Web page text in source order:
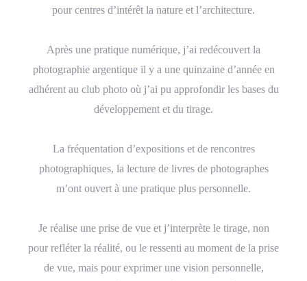
pour centres d’intérêt la nature et l’architecture.
Après une pratique numérique, j’ai redécouvert la
photographie argentique il y a une quinzaine d’année en
adhérent au club photo où j’ai pu approfondir les bases du
développement et du tirage.
La fréquentation d’expositions et de rencontres
photographiques, la lecture de livres de photographes
m’ont ouvert à une pratique plus personnelle.
Je réalise une prise de vue et j’interprète le tirage, non
pour refléter la réalité, ou le ressenti au moment de la prise
de vue, mais pour exprimer une vision personnelle,